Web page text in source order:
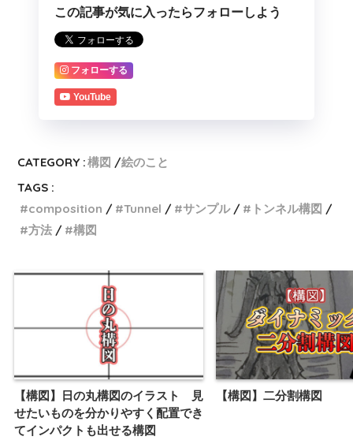
この記事が気に入ったらフォローしよう
フォローする
YouTube
CATEGORY :構図
絵のこと
TAGS :
composition
Tunnel サンプル
トンネル構図
方法
構図
【構図】日の丸構図のイラスト 見
せたいものを分かりやすく配置でき
てインパクトも出せる構図
【構図】二分割構図